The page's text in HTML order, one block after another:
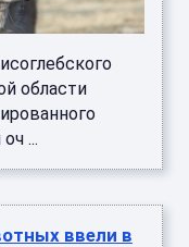
области
...
ввели в